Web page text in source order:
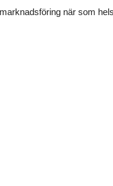
när som